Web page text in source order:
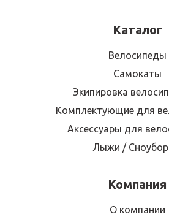
Каталог
Велосипеды
Самокаты
Экипировка
Комплектующие для
Аксессуары для
Лыжи /
Компания
О компании